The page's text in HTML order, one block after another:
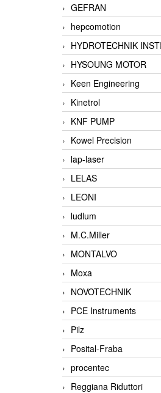
GEFRAN
hepcomotion
HYDROTECHNIK
HYSOUNG MOTOR
Keen Engineering
Kinetrol
KNF PUMP
Kowel Precision
lap-laser
LELAS
LEONI
ludlum
M.C.Miller
MONTALVO
Moxa
NOVOTECHNIK
PCE Instruments
Pilz
Posital-Fraba
procentec
Reggiana Riduttori